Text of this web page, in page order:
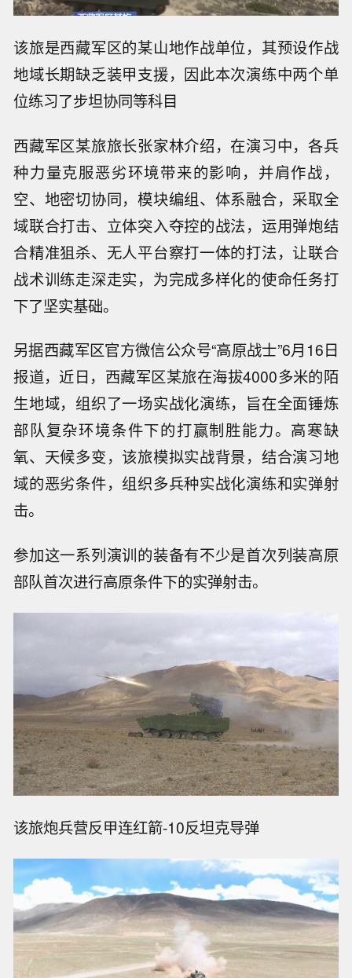
该旅是西藏军区的某山地作战单位，其预设作战
地域长期缺乏装甲支援，因此本次演练中两个单
位练习了步坦协同等科目
西藏军区某旅旅长张家林介绍，在演习中，各兵
种力量克服恶劣环境带来的影响，并肩作战，
空、地密切协同，模块编组、体系融合，采取全
域联合打击、立体突入夺控的战法，运用弹炮结
合精准狙杀、无人平台察打一体的打法，让联合
战术训练走深走实，为完成多样化的使命任务打
下了坚实基础。
另据西藏军区官方微信公众号“高原战士”6月16日
报道，近日，西藏军区某旅在海拔4000多米的陌
生地域，组织了一场实战化演练，旨在全面锤炼
部队复杂环境条件下的打赢制胜能力。高寒缺
氧、天候多变，该旅模拟实战背景，结合演习地
域的恶劣条件，组织多兵种实战化演练和实弹射
击。
参加这一系列演训的装备有不少是首次列装高原
部队首次进行高原条件下的实弹射击。
该旅炮兵营反甲连红箭-10反坦克导弹